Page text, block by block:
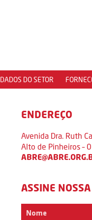
DADOS DO SETOR
ENDEREÇO
Avenida Dra. Ruth
Alto de Pinheiros –
ASSINE